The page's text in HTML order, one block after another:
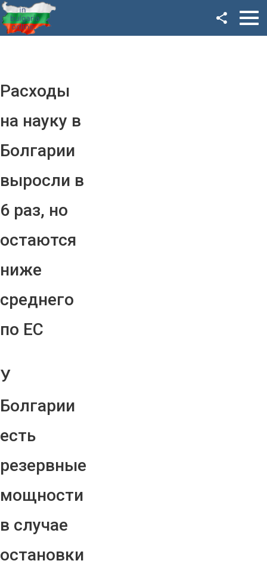
Расходы
на науку в
Болгарии
выросли в
6 раз, но
остаются
ниже
среднего
по ЕС
У
Болгарии
есть
резервные
мощности
в случае
остановки